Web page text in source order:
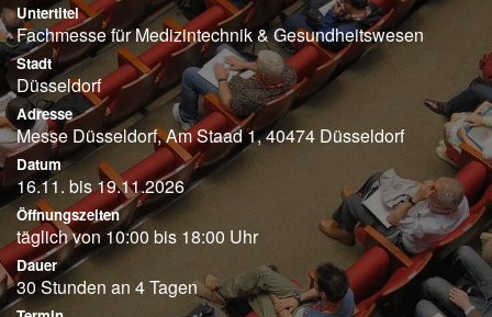
Untertitel
Fachmesse für Medizintechnik & Gesundheitswesen
Stadt
Düsseldorf
Adresse
Messe Düsseldorf, Am Staad 1, 40474 Düsseldorf
Datum
16.11. bis 19.11.2026
Öffnungszeiten
täglich von 10:00 bis 18:00 Uhr
Dauer
30 Stunden an 4 Tagen